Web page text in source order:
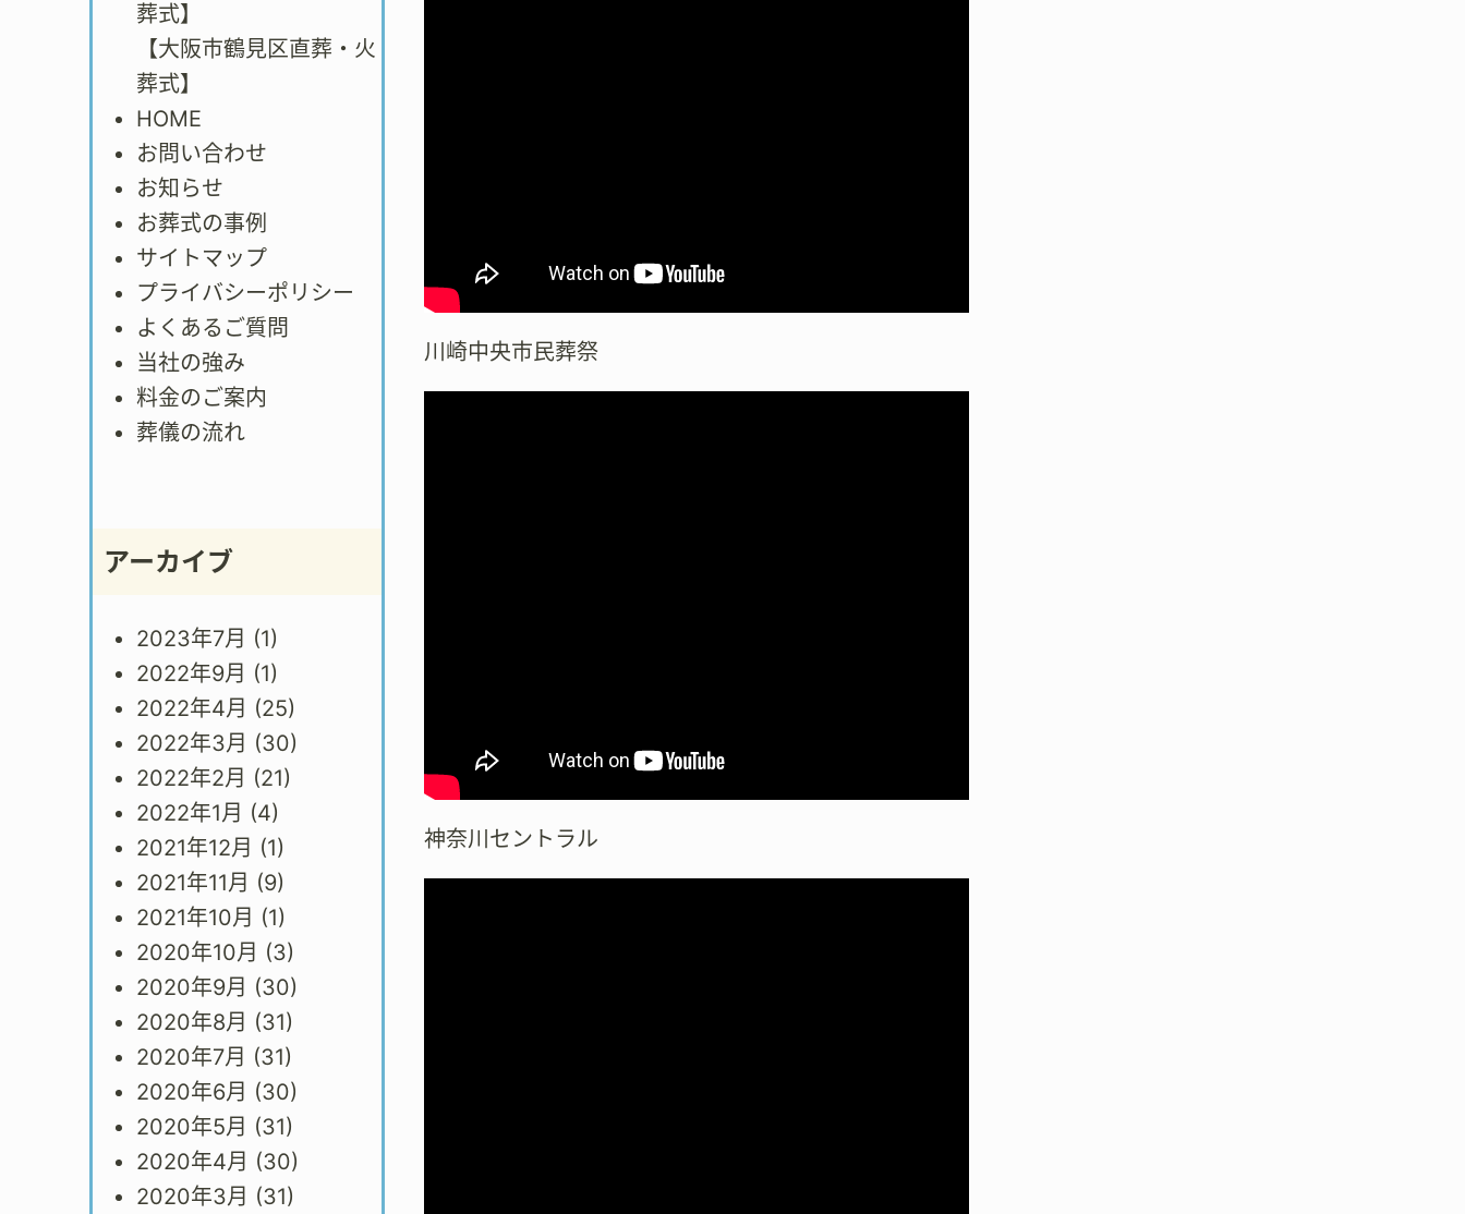
葬式】
【大阪市鶴見区直葬・火
葬式】
HOME
お問い合わせ
お知らせ
お葬式の事例
サイトマップ
プライバシーポリシー
よくあるご質問
当社の強み
料金のご案内
葬儀の流れ
アーカイブ
2023年7月 (1)
2022年9月 (1)
2022年4月 (25)
2022年3月 (30)
2022年2月 (21)
2022年1月 (4)
2021年12月 (1)
2021年11月 (9)
2021年10月 (1)
2020年10月 (3)
2020年9月 (30)
2020年8月 (31)
2020年7月 (31)
2020年6月 (30)
2020年5月 (31)
2020年4月 (30)
2020年3月 (31)
川崎中央市民葬祭
神奈川セントラル